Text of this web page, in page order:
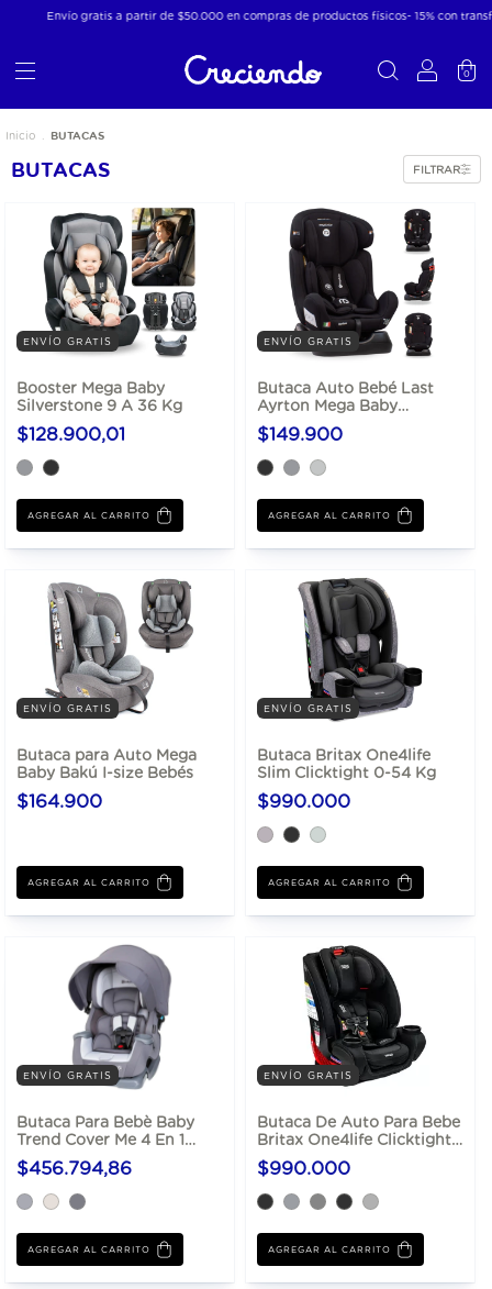
Envío gratis a partir de $50.000 en compras de productos físicos- 15% con
0
Inicio BUTACAS
BUTACAS FILTRAR
ENVÍO GRATIS
Booster Mega Baby
Silverstone 9 A 36 Kg
$128.900,01
AGREGAR AL CARRITO
ENVÍO GRATIS
Butaca Auto Bebé Last
Ayrton Mega Baby
Convertible 0-25 Kg
$149.900
AGREGAR AL CARRITO
ENVÍO GRATIS
Butaca para Auto Mega
Baby Bakú I-size Bebés
$164.900
ENVÍO GRATIS
Butaca Britax One4life
Slim Clicktight 0-54 Kg
$990.000
AGREGAR AL CARRITO
ENVÍO GRATIS
Butaca Para Bebè Baby
Trend Cover Me 4 En 1
Convertible Hasta 45 Kg
$456.794,86
AGREGAR AL CARRITO
ENVÍO GRATIS
Butaca De Auto Para Bebe
Britax One4life Clicktight
Hasta 54 Kg
$990.000
AGREGAR AL CARRITO